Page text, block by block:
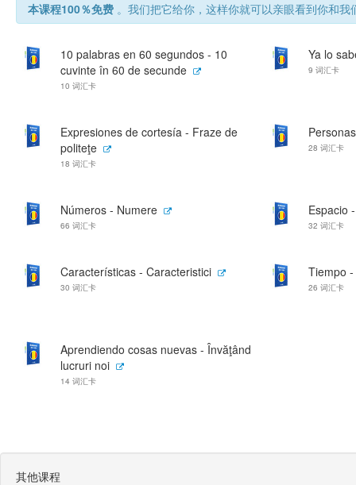
本课程100％免费 。我们把它给你，这样你就可以亲眼看到你和我
10 palabras en 60 segundos - 10
cuvinte în 60 de secunde
10 词汇卡
Ya lo
9 词汇卡
Expresiones de cortesía - Fraze de
politeţe
18 词汇卡
28 词汇卡
Números - Numere
66 词汇卡
Espacio
32 词汇卡
Características - Caracteristici
30 词汇卡
Tiempo
26 词汇卡
Aprendiendo cosas nuevas - Învăţând
lucruri noi
14 词汇卡
其他课程